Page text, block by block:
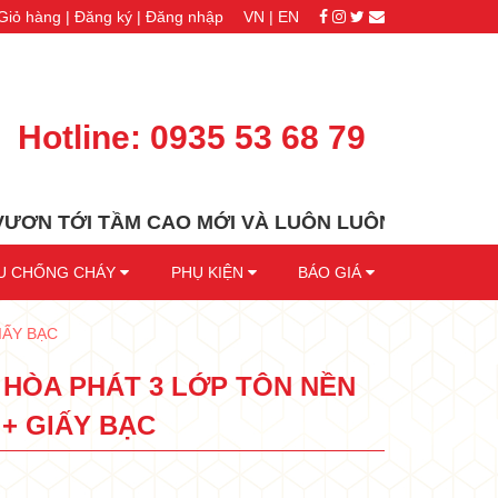
hàng | Đăng ký | Đăng nhập VN | EN
Hotline: 0935 53 68 79
CAO MỚI VÀ LUÔN LUÔN ĐỒNG HÀNH CÙNG
CHỐNG CHÁY PHỤ KIỆN BÁO GIÁ
BẠC
PHÁT 3 LỚP TÔN NỀN
GIẤY BẠC